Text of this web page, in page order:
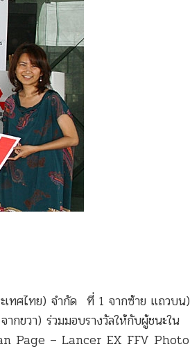
เทศไทย) จำกัด ที่ 1 จากซ้าย แถวบน)
ขวา) ร่วมมอบรางวัลให้กับผู้ชนะใน
Page – Lancer EX FFV Photo